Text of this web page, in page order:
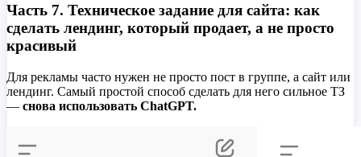
Часть 7. Техническое задание для сайта: как
сделать лендинг, который продает, а не просто
красивый
Для рекламы часто нужен не просто пост в группе, а сайт или
лендинг. Самый простой способ сделать для него сильное ТЗ
— снова использовать ChatGPT.